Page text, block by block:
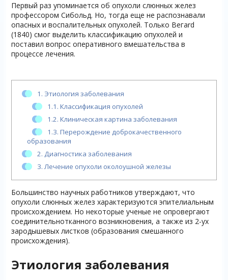
Первый раз упоминается об опухоли слюнных желез
профессором Сибольд. Но, тогда еще не распознавали
опасных и воспалительных опухолей. Только Вегаrd
(1840) смог выделить классификацию опухолей и
поставил вопрос оперативного вмешательства в
процессе лечения.
1. Этиология заболевания
1.1. Классификация опухолей
1.2. Клиническая картина заболевания
1.3. Перерождение доброкачественного
образования
2. Диагностика заболевания
3. Лечение опухоли околоушной железы
Большинство научных работников утверждают, что
опухоли слюнных желез характеризуются эпителиальным
происхождением. Но некоторые ученые не опровергают
соединительнотканного возникновения, а также из 2-ух
зародышевых листков (образования смешанного
происхождения).
Этиология заболевания